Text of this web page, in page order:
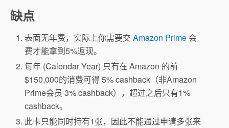
缺点
表面无年费，实际上你需要交Amazon Prime 会
费才能拿到5%返现。
每年 (Calendar Year) 只有在 Amazon 的前
$150,000的消费可得 5% cashback（非Amazon
Prime会员 3% cashback），超过之后只有1%
cashback。
此卡只能同时持有1张，因此不能通过申请多张来